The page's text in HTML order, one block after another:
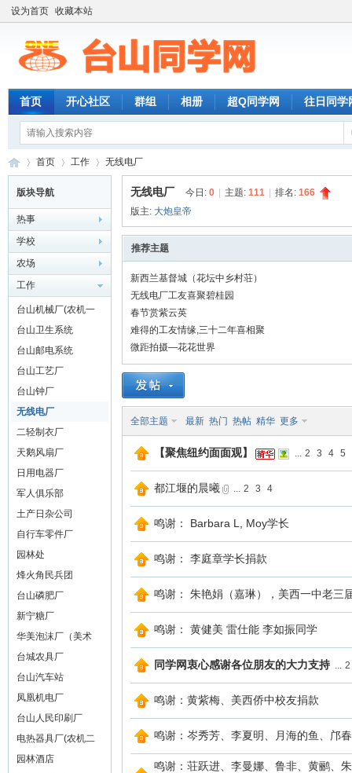
设为首页 收藏本站
首页 开心社区 群组 相册 超Q同学网 往日同学
台
学
»
首页
›
工作
›
无线电厂
版块导航
热事
学校
农场
工作
台山机械厂(农机一
厂)
台山卫生系统
台山邮电系统
台山工艺厂
台山钟厂
无线电厂
二轻制衣厂
天鹅风扇厂
日用电器厂
军人俱乐部
土产日杂公司
自行车零件厂
园林处
烽火角民兵团
台山磷肥厂
新宁糖厂
华美泡沫厂（美术
社）
台城农具厂
台山汽车站
凤凰机电厂
台山人民印刷厂
电热器具厂(农机二
厂)
园林酒店
无线电厂 今日: 0 主题: 111 排名: 166
版主: 大炮皇帝
推荐主题
新西兰基督城（花坛中乡村荘）
无线电厂工友喜聚碧桂园
春节赏紫云英
难得的工友情缘,三十二年喜相聚
微距拍摄—花花世界
全部主题 最新 热门 热帖 精华 更多
【聚焦纽约面面观】 ... 2 3 4 5
都江堰的晨曦 ... 2 3 4
鸣谢： Barbara L, Moy学长
鸣谢： 李庭章学长捐款
鸣谢： 朱艳娟（嘉琳），美西一中老三
鸣谢： 黄健美 雷仕能 李如振同学
同学网衷心感谢各位朋友的大力支持 ... 2
鸣谢：黄紫梅、美西侨中校友捐款
鸣谢：岑秀芳、李夏明、月海的鱼、邝
鸣谢：荘跃进、李曼娜、鲁非、黄鹂、